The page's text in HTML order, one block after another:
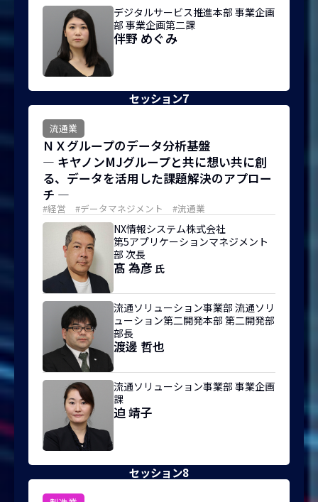
デジタルサービス推進本部 事業企画
部 事業企画第二課
伴野 めぐみ
セッション7
流通業
ＮＸグループのデータ分析基盤
― キヤノンMJグループと共に想い共に創
る、データを活用した課題解決のアプロー
チ ―
#経営 #データマネジメント #流通業
NX情報システム株式会社
第5アプリケーションマネジメント
部 次長
髙 為彦 氏
流通ソリューション事業部 流通ソリ
ューション第二開発本部 第二開発部
部長
渡邊 哲也
流通ソリューション事業部 事業企画
課
迫 靖子
セッション8